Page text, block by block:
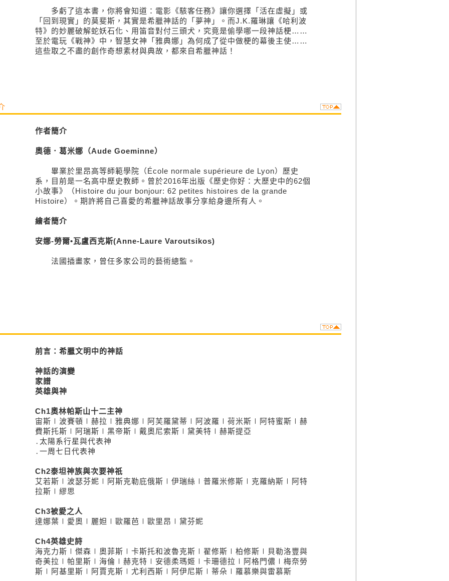
多虧了這本書，你將會知道：電影《駭客任務》讓你選擇「活在虛擬」或
「回到現實」的莫斐斯，其實是希臘神話的「夢神」。而J.K.羅琳讓《哈利波
特》的妙麗破解蛇妖石化、用笛音對付三頭犬，究竟是偷學哪一段神話梗……
至於電玩《戰神》中，智慧女神「雅典娜」為何成了從中做梗的幕後主使……
這些取之不盡的創作奇想素材與典故，都來自希臘神話！
作者簡介
奧德．葛米娜（Aude Goeminne）
畢業於里昂高等師範學院（École normale supérieure de Lyon）歷史
系，目前是一名高中歷史教師。曾於2016年出版《歷史你好：大歷史中的62個
小故事》（Histoire du jour bonjour: 62 petites histoires de la grande
Histoire）。期許將自己喜愛的希臘神話故事分享給身邊所有人。
繪者簡介
安娜-勞爾•瓦盧西克斯(Anne-Laure Varoutsikos)
法國插畫家，曾任多家公司的藝術總監。
前言：希臘文明中的神話
神話的演變
家譜
英雄與神
Ch1奧林帕斯山十二主神
宙斯∣波賽頓∣赫拉∣雅典娜∣阿芙羅黛蒂∣阿波羅∣荷米斯∣阿特蜜斯∣赫
費斯托斯∣阿瑞斯∣黑帝斯∣戴奧尼索斯∣黛美特∣赫斯提亞
․太陽系行星與代表神
․一周七日代表神
Ch2泰坦神族與次要神祇
艾若斯∣波瑟芬妮∣阿斯克勒庇俄斯∣伊瑞絲∣普羅米修斯∣克羅納斯∣阿特
拉斯∣繆思
Ch3被愛之人
達娜葉∣愛奧∣麗妲∣歐羅芭∣歐里昂∣黛芬妮
Ch4英雄史詩
海克力斯∣傑森∣奧菲斯∣卡斯托和波魯克斯∣翟修斯∣柏修斯∣貝勒洛豐與
奇美拉∣帕里斯∣海倫∣赫克特∣安德柔瑪姬∣卡珊德拉∣阿格門儂∣梅奈勞
斯∣阿基里斯∣阿賈克斯∣尤利西斯∣阿伊尼斯∣蒂朵∣羅慕樂與雷慕斯